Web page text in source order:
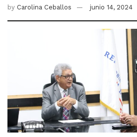
by Carolina Ceballos junio 14, 2024